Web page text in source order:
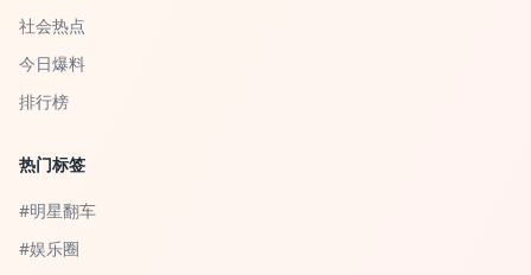
社会热点
今日爆料
排行榜
热门标签
#明星翻车
#娱乐圈